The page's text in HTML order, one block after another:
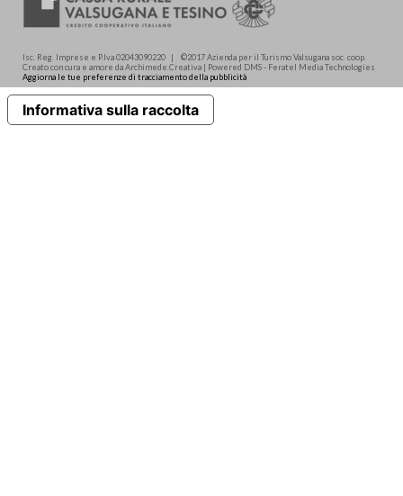
Isc. Reg. Imprese e P.Iva 02043090220 | ©2017 Azienda per il Turismo Valsugana soc. coop.
Creato con cura e amore da Archimede.Creativa | Powered DMS - Feratel Media Technologies
Aggiorna le tue preferenze di tracciamento della pubblicità
Informativa sulla raccolta